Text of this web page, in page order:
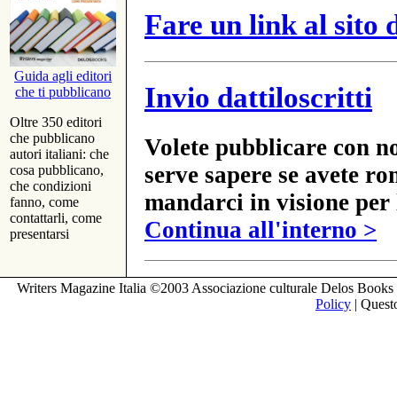
Guida agli editori
che ti pubblicano
Oltre 350 editori
che pubblicano
autori italiani: che
cosa pubblicano,
che condizioni
fanno, come
contattarli, come
presentarsi
Fare un link al sito
Invio dattiloscritti
Volete pubblicare con
serve sapere se avete
mandarci in visione
Continua all'interno >
Writers Magazine Italia ©2003 Associazione culturale Delos
Policy |